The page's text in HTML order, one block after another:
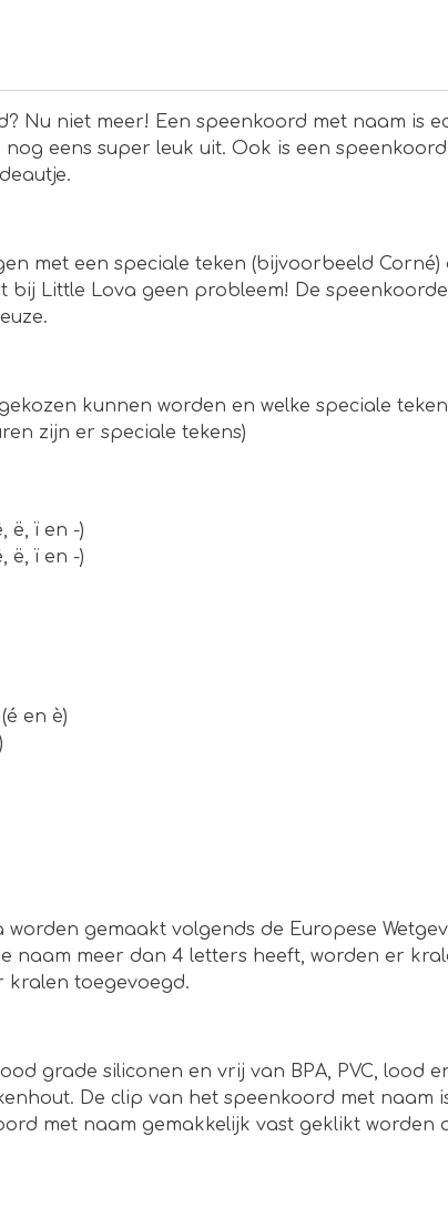
Nu niet meer! Een speenkoord met naam is
eens super leuk uit. Ook is een
met een speciale teken (bijvoorbeeld Corné)
bij Little Lova geen probleem! De
kunnen worden en welke speciale
zijn er speciale tekens)
ë, ï en -)
ë, ï en -)
en è)
gemaakt volgends de Europese
naam meer dan 4 letters heeft, worden er
kralen toegevoegd.
grade siliconen en vrij van BPA, PVC, lood
De clip van het speenkoord met naam
met naam gemakkelijk vast geklikt worden